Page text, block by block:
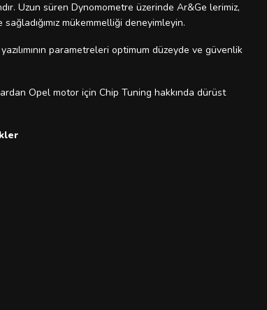
Uzun süren Dynomometre üzerinde Ar&Ge lerimiz,
mükemmelliği deneyimleyin.
parametreleri optimum düzeyde ve güvenlik
Opel motor için Chip Tuning hakkında dürüst